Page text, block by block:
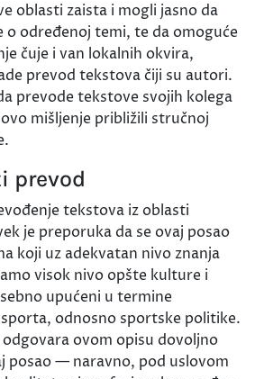
oblasti zaista i mogli jasno da
o određenoj temi, te da omoguće
čuje i van lokalnih okvira,
prevod tekstova čiji su autori.
prevode tekstove svojih kolega
mišljenje približili stručnoj
prevod
tekstova iz oblasti
je preporuka da se ovaj posao
koji uz adekvatan nivo znanja
visok nivo opšte kulture i
upućeni u termine
odnosno sportske politike.
odgovara ovom opisu dovoljno
posao — naravno, pod uslovom